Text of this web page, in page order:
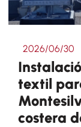
2026/06/30
textil
costera